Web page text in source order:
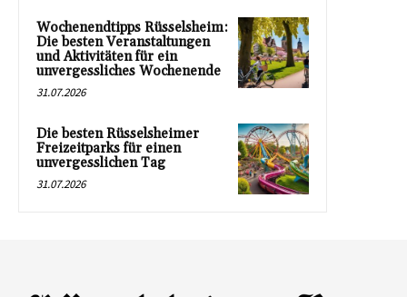
Wochenendtipps Rüsselsheim:
Die besten Veranstaltungen
und Aktivitäten für ein
unvergessliches Wochenende
31.07.2026
Die besten Rüsselsheimer
Freizeitparks für einen
unvergesslichen Tag
31.07.2026